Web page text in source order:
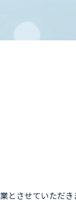
とさせていただ